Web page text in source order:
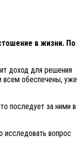
в жизни. По
доход для решения
всем обеспечены, уже
последует за ними в
исследовать вопрос